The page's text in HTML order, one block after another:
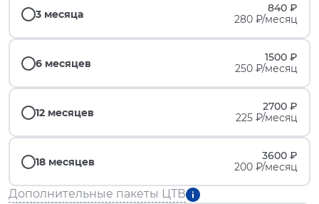
3 месяца
840 ₽
280 ₽/месяц
6 месяцев
1500 ₽
250 ₽/месяц
12 месяцев
2700 ₽
225 ₽/месяц
18 месяцев
3600 ₽
200 ₽/месяц
Дополнительные пакеты ЦТВ